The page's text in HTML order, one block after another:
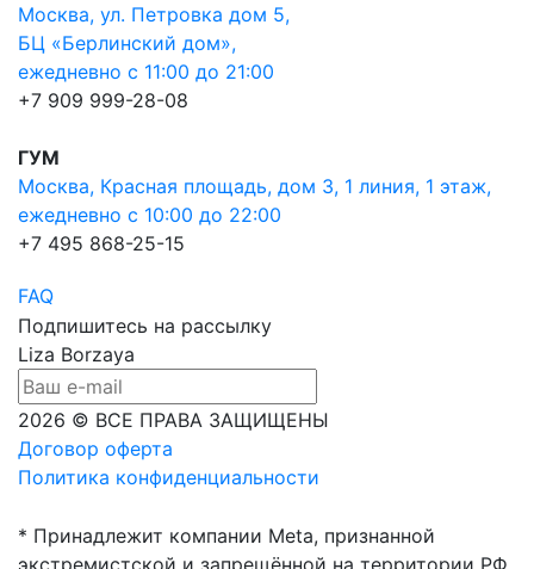
Москва, ул. Петровка дом 5,
БЦ «Берлинский дом»,
ежедневно с 11:00 до 21:00
+7 909 999-28-08
ГУМ
Москва, Красная площадь, дом 3, 1 линия, 1 этаж,
ежедневно с 10:00 до 22:00
+7 495 868-25-15
FAQ
Подпишитесь на рассылку
Liza Borzaya
2026 © ВСЕ ПРАВА ЗАЩИЩЕНЫ
Договор оферта
Политика конфиденциальности
* Принадлежит компании Meta, признанной